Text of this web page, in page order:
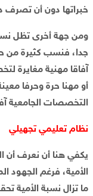
خبراتها دون أن تصرف
ومن جهة أخرى تظل
جدا، فنسب كثيرة من
آفاقا مهنية مغايرة
أو مهنا حرة وحرفا
التخصصات الجامعية
نظام تعليمي تجهيلي
يكفي هنا أن نعرف أن
الأمية، فرغم الجهود